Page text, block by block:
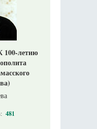
100-летию
481